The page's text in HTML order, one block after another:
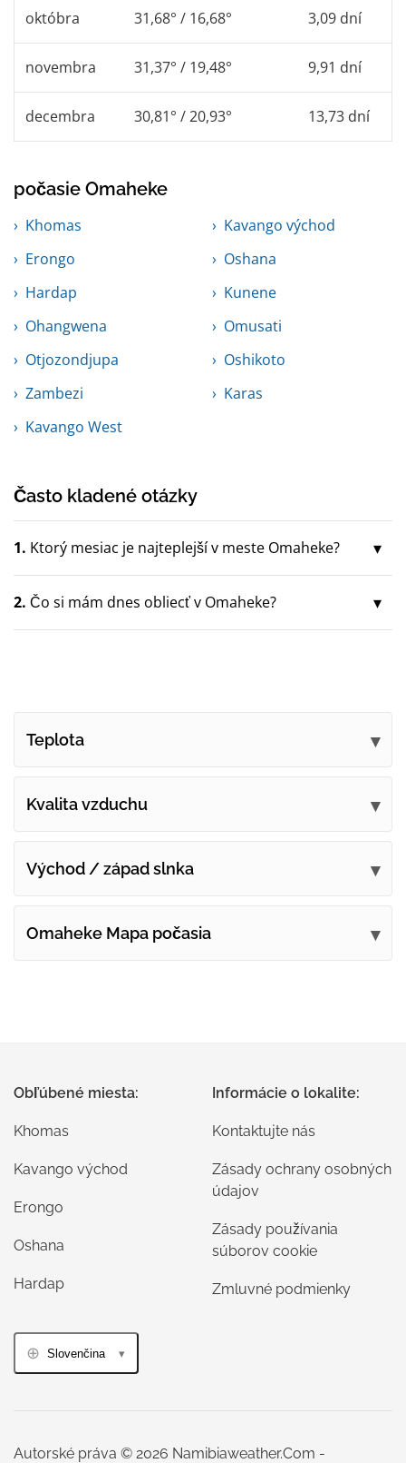
októbra 31,68° / 16,68° 3,09 dní
novembra 31,37° / 19,48° 9,91 dní
decembra 30,81° / 20,93° 13,73 dní
počasie Omaheke
Khomas
Kavango východ
Erongo
Oshana
Hardap
Kunene
Ohangwena
Omusati
Otjozondjupa
Oshikoto
Zambezi
Karas
Kavango West
Často kladené otázky
1. Ktorý mesiac je najteplejší v meste Omaheke?
2. Čo si mám dnes obliecť v Omaheke?
Teplota
Kvalita vzduchu
Východ / západ slnka
Omaheke Mapa počasia
Obľúbené miesta:
Khomas
Kavango východ
Erongo
Oshana
Hardap
Informácie o lokalite:
Kontaktujte nás
Zásady ochrany osobných
údajov
Zásady používania
súborov cookie
Zmluvné podmienky
Slovenčina
Autorské práva © 2026 Namibiaweather.Com -